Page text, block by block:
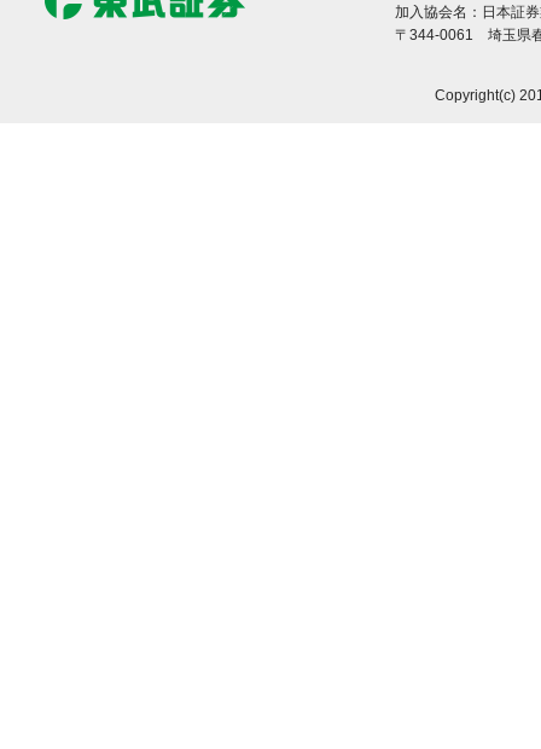
加入協会名：日本証
〒344-0061 埼玉県
Copyright(c)